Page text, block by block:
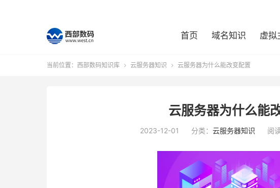
首页 域名知识 虚拟
当前位置： 西部数码知识库  云服务器知识  云服务器为什么能改变配置
云服务器为什么能
2023-12-01 分类： 云服务器知识 阅